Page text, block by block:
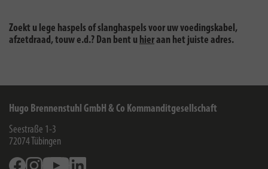
Zoekt u lege haspels of slanghaspels voor uw voedingskabel,
afzetdraad, touw e.d.? Dan bent u hieraan het juiste adres.
Hugo Brennenstuhl GmbH & Co Kommanditgesellschaft
Seestraße 1-3
72074 Tübingen
FacebookInstagramYoutube